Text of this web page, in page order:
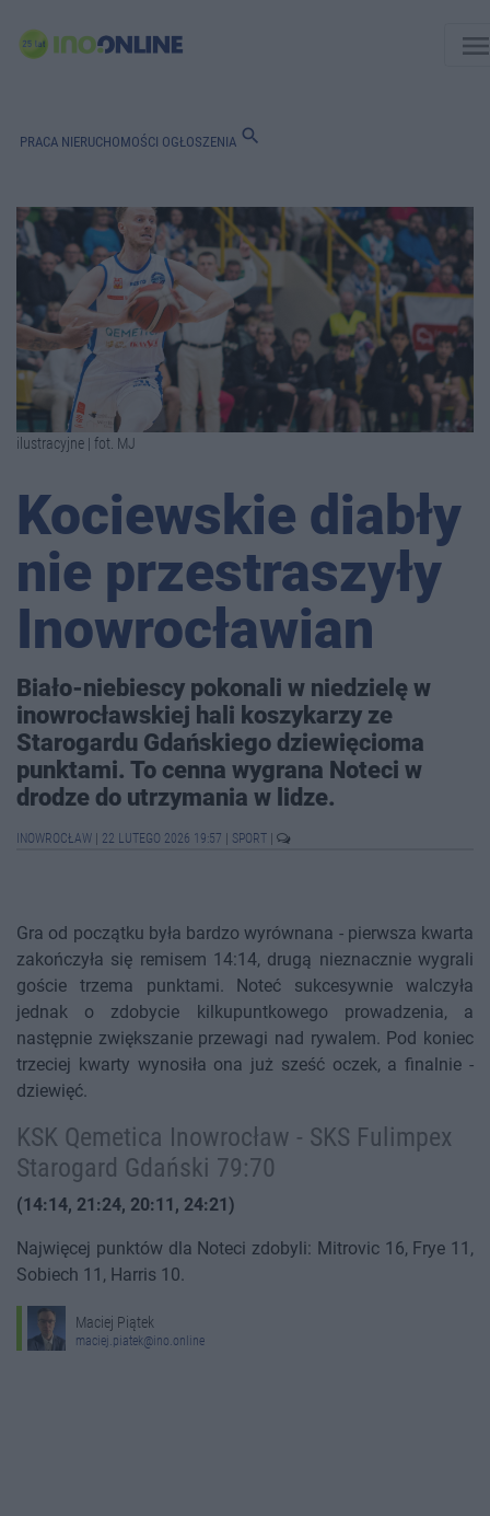
PRACA NIERUCHOMOŚCI OGŁOSZENIA search
ilustracyjne | fot. MJ
Kociewskie diabły
nie przestraszyły
Inowrocławian
Biało-niebiescy pokonali w niedzielę w
inowrocławskiej hali koszykarzy ze
Starogardu Gdańskiego dziewięcioma
punktami. To cenna wygrana Noteci w
drodze do utrzymania w lidze.
INOWROCŁAW 22 LUTEGO 2026 19:57 SPORT
Gra od początku była bardzo wyrównana - pierwsza kwarta
zakończyła się remisem 14:14, drugą nieznacznie wygrali
goście trzema punktami. Noteć sukcesywnie walczyła
jednak o zdobycie kilkupuntkowego prowadzenia, a
następnie zwiększanie przewagi nad rywalem. Pod koniec
trzeciej kwarty wynosiła ona już sześć oczek, a finalnie -
dziewięć.
KSK Qemetica Inowrocław - SKS Fulimpex
Starogard Gdański 79:70
(14:14, 21:24, 20:11, 24:21)
Najwięcej punktów dla Noteci zdobyli: Mitrovic 16, Frye 11,
Sobiech 11, Harris 10.
Maciej Piątek
maciej.piatek@ino.online